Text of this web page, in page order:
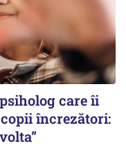
care îi
încrezători: